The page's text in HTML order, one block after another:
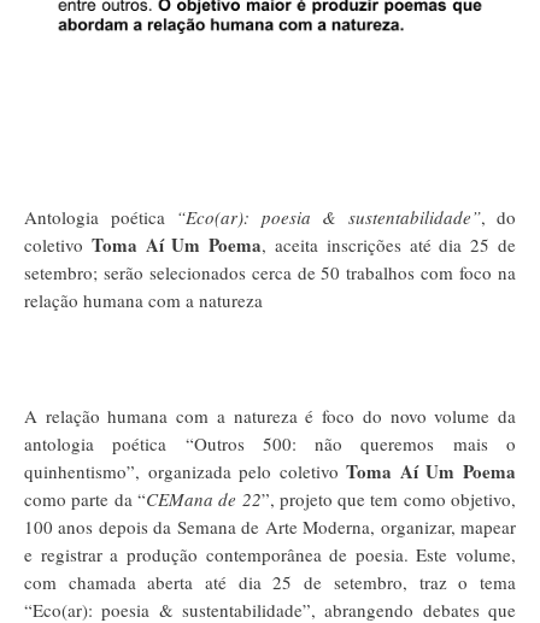
Antologia poética “Eco(ar): poesia & sustentabilidade”, do
coletivo Toma Aí Um Poema, aceita inscrições até dia 25 de
setembro; serão selecionados cerca de 50 trabalhos com foco na
relação humana com a natureza
A relação humana com a natureza é foco do novo volume da
antologia poética “Outros 500: não queremos mais o
quinhentismo”, organizada pelo coletivoToma Aí Um Poema
como parte da “CEMana de 22”, projeto que tem como objetivo,
100 anos depois da Semana de Arte Moderna, organizar, mapear
e registrar a produção contemporânea de poesia. Este volume,
com chamada aberta até dia 25 de setembro, traz o tema
“Eco(ar): poesia & sustentabilidade”, abrangendo debates que